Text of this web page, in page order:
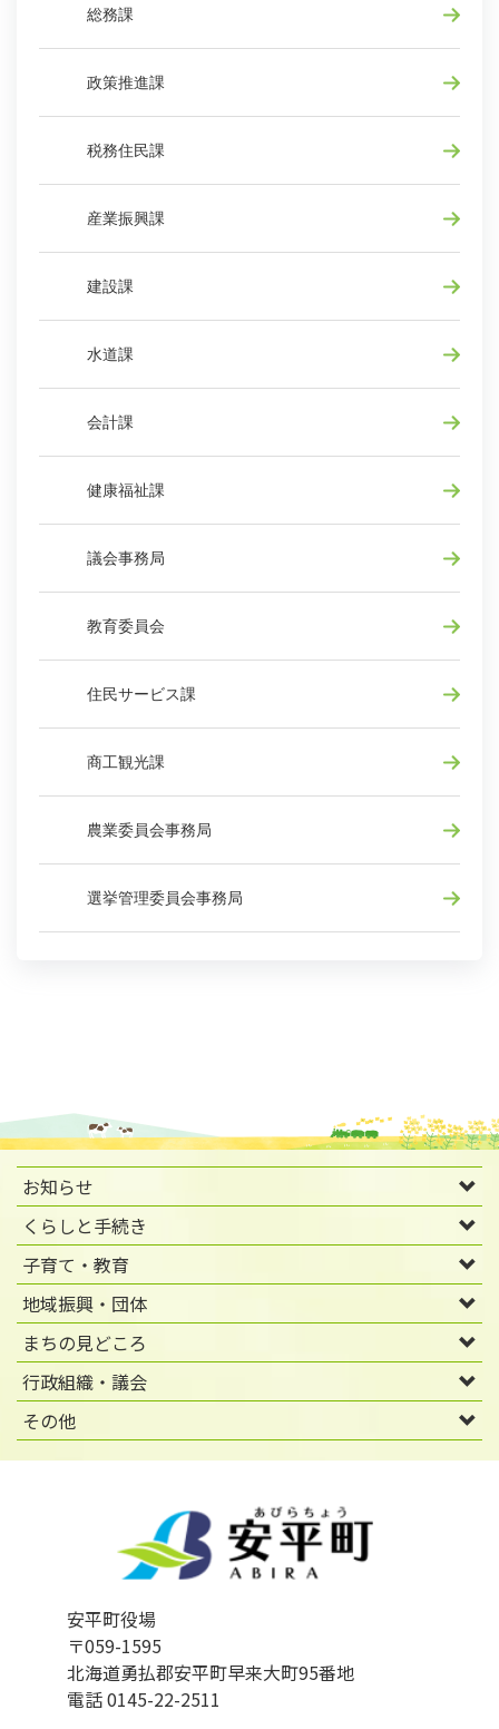
総務課
政策推進課
税務住民課
産業振興課
建設課
水道課
会計課
健康福祉課
議会事務局
教育委員会
住民サービス課
商工観光課
農業委員会事務局
選挙管理委員会事務局
お知らせ
くらしと手続き
子育て・教育
地域振興・団体
まちの見どころ
行政組織・議会
その他
安平町役場
〒059-1595
北海道勇払郡安平町早来大町95番地
電話 0145-22-2511